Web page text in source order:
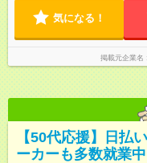
気になる！
掲載元企業名
【50代応援】日払
ーカーも多数就業中